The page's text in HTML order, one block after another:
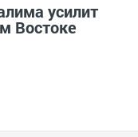
усилит
Востоке